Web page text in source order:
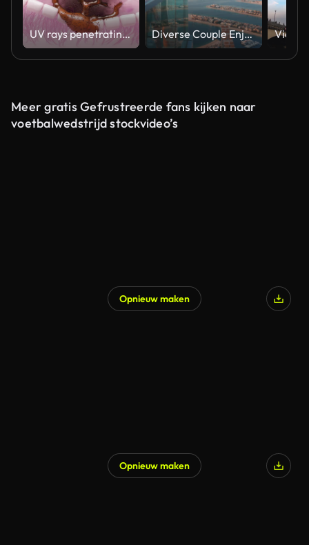
UV rays penetrating skin for melanin synthesis and melasma 3D animation Diverse Couple Enjoying Sunset Views from High Rise Sky Deck Overlooking Palm Jumeirah
Meer gratis Gefrustreerde fans kijken naar
voetbalwedstrijd stockvideo’s
Opnieuw maken
Opnieuw maken